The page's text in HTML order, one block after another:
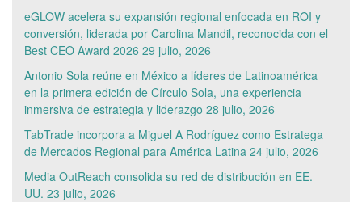
eGLOW acelera su expansión regional enfocada en ROI y
conversión, liderada por Carolina Mandil, reconocida con el
Best CEO Award 2026 29 julio, 2026
Antonio Sola reúne en México a líderes de Latinoamérica
en la primera edición de Círculo Sola, una experiencia
inmersiva de estrategia y liderazgo 28 julio, 2026
TabTrade incorpora a Miguel A Rodríguez como Estratega
de Mercados Regional para América Latina 24 julio, 2026
Media OutReach consolida su red de distribución en EE.
UU. 23 julio, 2026